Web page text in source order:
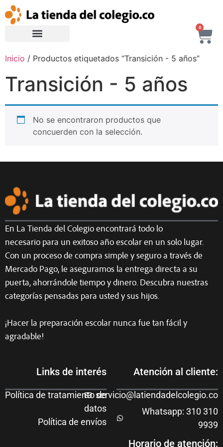
0
Inicio / Productos etiquetados “Transición - 5 años”
Transición - 5 años
No se encontraron productos que
concuerden con la selección.
En La Tienda del Colegio encontrará todo lo
necesario para un exitoso año escolar en un solo lugar.
Con un proceso de compra simple y seguro a través de
Mercado Pago, le aseguramos la entrega directa a su
puerta, ahorrándole tiempo y dinero. Descubra nuestras
categorías pensadas para usted y sus hijos.
¡Hacer la preparación escolar nunca fue tan fácil y
agradable!
Links de interés
Política de tratamiento de
datos
Política de envíos
Atención al cliente:
servicio@latiendadelcolegio.co
Whatsapp: 310 310
9939
Horario de atención: